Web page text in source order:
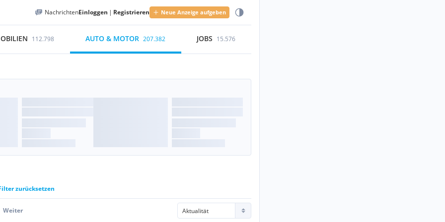
NachrichtenEinloggen | Registrieren Neue Anzeige aufgeben
112.798 AUTO & MOTOR 207.382 JOBS 15.576
zurücksetzen
Weiter